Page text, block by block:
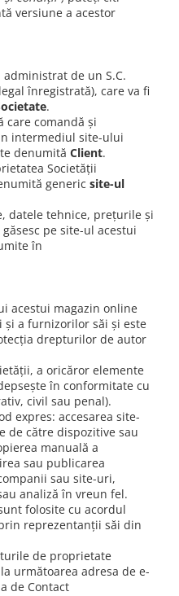
versiune a acestor
de un S.C.
(legal înregistrată), care va fi
.
care comandă și
intermediul site-ului
denumită Client.
Societății
generic site-ul
datele tehnice, prețurile și
pe site-ul acestui
în
acestui magazin online
și a furnizorilor săi și este
drepturilor de autor
a oricăror elemente
în conformitate cu
civil sau penal).
expres: accesarea site-
de către dispozitive sau
manuală a
sau publicarea
sau site-uri,
analiză în vreun fel.
folosite cu acordul
reprezentanții săi din
de proprietate
următoarea adresa de e-
de Contact